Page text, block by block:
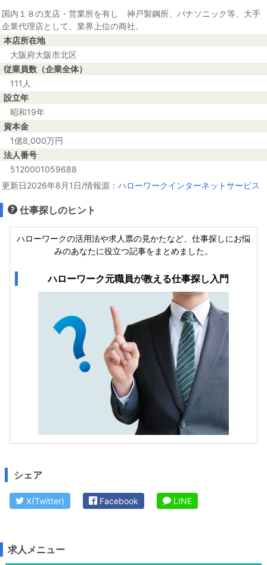
国内１８の支店・営業所を有し 神戸製鋼所、パナソニック等、大手
企業代理店として、業界上位の商社。
本店所在地
大阪府大阪市北区
従業員数（企業全体）
111人
設立年
昭和19年
資本金
1億8,000万円
法人番号
5120001059688
更新日2026年8月1日/情報源： ハローワークインターネットサービス
仕事探しのヒント
ハローワークの活用法や求人票の見かたなど、仕事探しにお悩
みのあなたに役立つ記事をまとめました。
ハローワーク元職員が教える仕事探し入門
シェア
X(Twitter) Facebook LINE
求人メニュー